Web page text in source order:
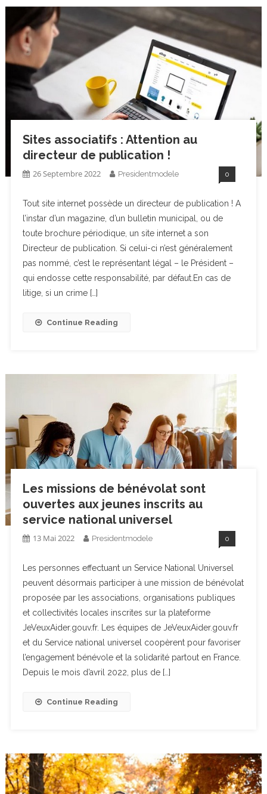
Sites associatifs : Attention au
directeur de publication !
26 Septembre 2022 Presidentmodele 0
Tout site internet possède un directeur de publication ! A
l’instar d’un magazine, d’un bulletin municipal, ou de
toute brochure périodique, un site internet a son
Directeur de publication. Si celui-ci n’est généralement
pas nommé, c’est le représentant légal – le Président –
qui endosse cette responsabilité, par défaut.En cas de
litige, si un crime […]
Continue Reading
Les missions de bénévolat sont
ouvertes aux jeunes inscrits au
service national universel
13 Mai 2022 Presidentmodele 0
Les personnes effectuant un Service National Universel
peuvent désormais participer à une mission de bénévolat
proposée par les associations, organisations publiques
et collectivités locales inscrites sur la plateforme
JeVeuxAider.gouv.fr. Les équipes de JeVeuxAider.gouv.fr
et du Service national universel coopèrent pour favoriser
l’engagement bénévole et la solidarité partout en France.
Depuis le mois d’avril 2022, plus de […]
Continue Reading